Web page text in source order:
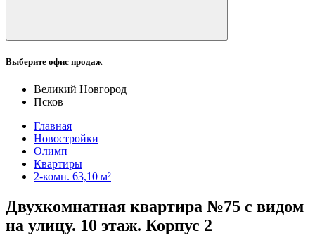
Выберите офис продаж
Великий Новгород
Псков
Главная
Новостройки
Олимп
Квартиры
2-комн. 63,10 м²
Двухкомнатная квартира №75 с видом
на улицу. 10 этаж. Корпус 2